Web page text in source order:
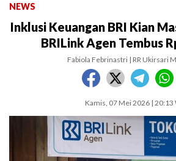
NEWS
Inklusi Keuangan BRI Kian
BRILink Agen Tembus
Fabiola Febrinastri | RR Ukirsari
Kamis, 07 Mei 2026 | 20:13